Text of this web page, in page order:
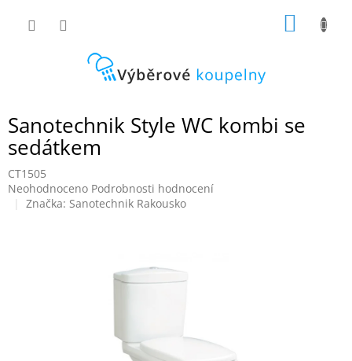
Sanotechnik Style WC kombi se
sedátkem
CT1505
Průměrné
hodnocení
Neohodnoceno Podrobnosti hodnocení
Značka: Sanotechnik Rakousko